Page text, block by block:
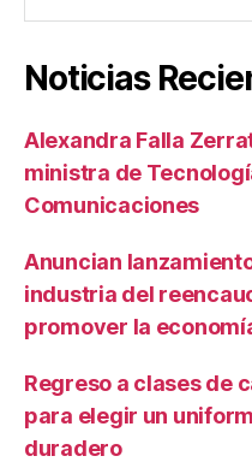
Noticias
Alexandra Falla
ministra de
Comunicaciones
Anuncian
industria del
promover la
Regreso a clases de
para elegir un
duradero